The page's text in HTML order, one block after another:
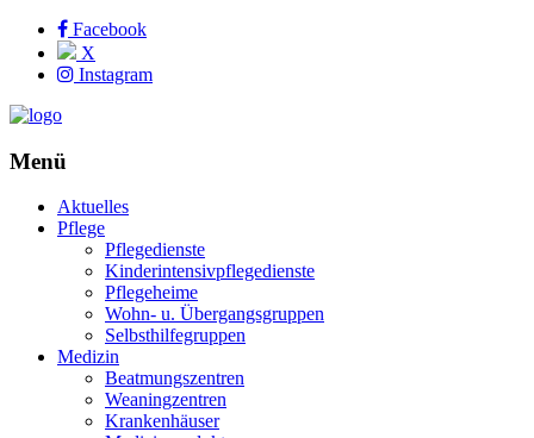
Facebook
X
Instagram
Menü
Aktuelles
Pflege
Pflegedienste
Kinderintensivpflegedienste
Pflegeheime
Wohn- u. Übergangsgruppen
Selbsthilfegruppen
Medizin
Beatmungszentren
Weaningzentren
Krankenhäuser